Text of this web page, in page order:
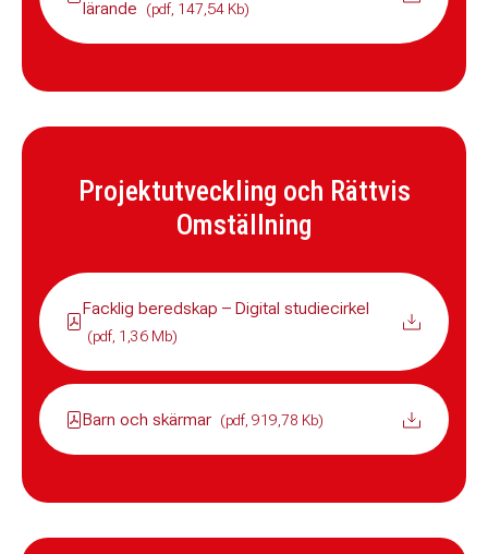
lärande
(pdf, 147,54 Kb)
Projektutveckling och Rättvis
Omställning
Facklig beredskap – Digital studiecirkel
(pdf, 1,36 Mb)
Barn och skärmar (pdf, 919,78 Kb)